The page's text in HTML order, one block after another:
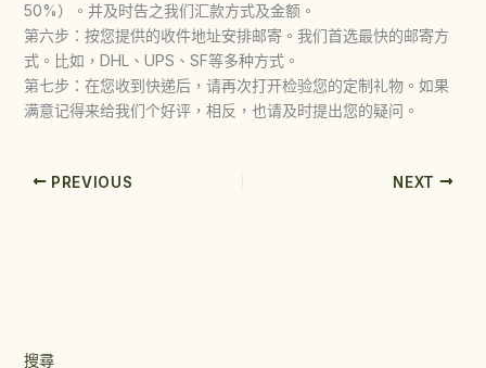
50%）。并及时告之我们汇款方式及金额。
第六步：按您提供的收件地址安排邮寄。我们首选最快的邮寄方
式。比如，DHL、UPS、SF等多种方式。
第七步：在您收到快递后，请再次打开检验您的定制礼物。如果
满意记得来给我们个好评，相反，也请及时提出您的疑问。
PREVIOUS NEXT
搜尋